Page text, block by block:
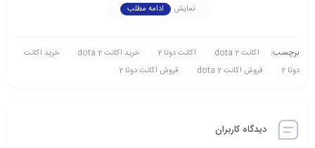
نمایش ادامه مطلب
برچسب: اکانت dota 2 اکانت دوتا 2 خريد اکانت dota 2
خريد اکانت
دوتا 2
فروش اکانت dota 2 فروش اکانت دوتا 2
دیدگاه کاربران